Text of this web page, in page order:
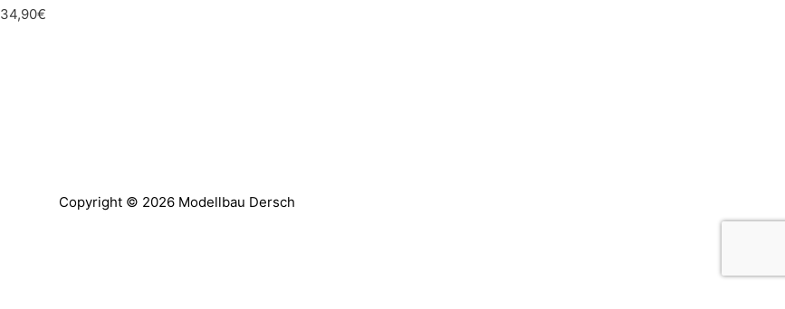
34,90€
Copyright © 2026 Modellbau Dersch